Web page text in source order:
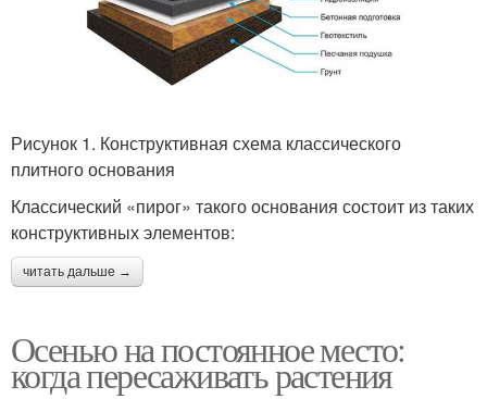
Рисунок 1. Конструктивная схема классического
плитного основания
Классический «пирог» такого основания состоит из таких
конструктивных элементов:
читать дальше →
Осенью на постоянное место:
когда пересаживать растения